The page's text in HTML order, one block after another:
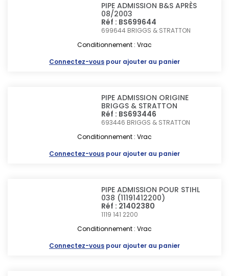
PIPE ADMISSION B&S APRÈS
08/2003
Réf : BS699644
699644 BRIGGS & STRATTON
Conditionnement : Vrac
Connectez-vous pour ajouter au panier
PIPE ADMISSION ORIGINE
BRIGGS & STRATTON
Réf : BS693446
693446 BRIGGS & STRATTON
Conditionnement : Vrac
Connectez-vous pour ajouter au panier
PIPE ADMISSION POUR STIHL
038 (11191412200)
Réf : 21402380
1119 141 2200
Conditionnement : Vrac
Connectez-vous pour ajouter au panier